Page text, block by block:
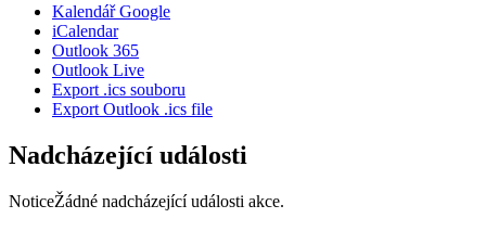
Kalendář Google
iCalendar
Outlook 365
Outlook Live
Export .ics souboru
Export Outlook .ics file
Nadcházející události
NoticeŽádné nadcházející události akce.